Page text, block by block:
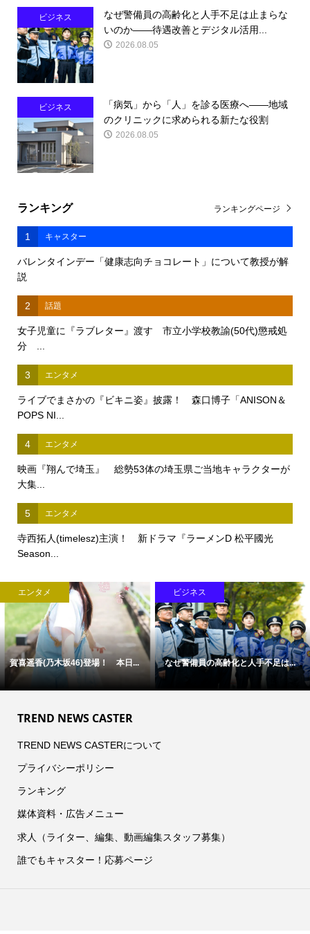
ビジネス
なぜ警備員の高齢化と人手不足は止まらな
いのか――待遇改善とデジタル活用...
2026.08.05
ビジネス
「病気」から「人」を診る医療へ――地域
のクリニックに求められる新たな役割
2026.08.05
ランキング
1 キャスター
バレンタインデー「健康志向チョコレート」について教授が解
説
2 話題
女子児童に『ラブレター』渡す 市立小学校教諭(50代)懲戒処
分 ...
3 エンタメ
ライブでまさかの『ビキニ姿』披露！ 森口博子「ANISON＆
POPS NI...
4 エンタメ
映画『翔んで埼玉』 総勢53体の埼玉県ご当地キャラクターが
大集...
5 エンタメ
寺西拓人(timelesz)主演！ 新ドラマ『ラーメンD 松平國光
Season...
ランキングページ
エンタメ
賀喜遥香(乃木坂46)登場！ 本日...
ビジネス
なぜ警備員の高齢化と人手不足は...
TREND NEWS CASTER
TREND NEWS CASTERについて
プライバシーポリシー
ランキング
媒体資料・広告メニュー
求人（ライター、編集、動画編集スタッフ募集）
誰でもキャスター！応募ページ